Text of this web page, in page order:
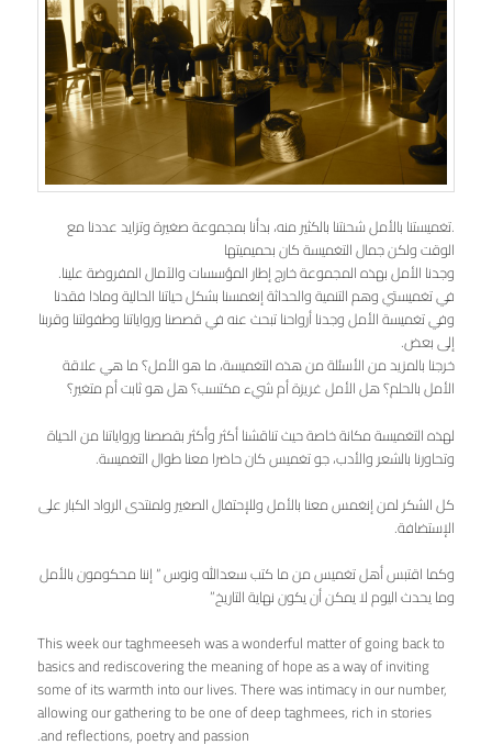
.تغميستنا بالأمل شحنتنا بالكثير منه، بدأنا بمجموعة صغيرة وتزايد عددنا مع
الوقت ولكن جمال التغميسة كان بحميميتها
وجدنا الأمل بهذه المجموعة خارج إطار المؤسسات والآمال المفروضة علينا.
في تغميستي وهم التنمية والحداثة إنغمسنا بشكل حياتنا الحالية وماذا فقدنا
وفي تغميسة الأمل وجدنا أرواحنا تبحث عنه في قصصنا ورواياتنا وطفولتنا وقربنا
إلى بعض.
خرجنا بالمزيد من الأسئلة من هذه التغميسة، ما هو الأمل؟ ما هي علاقة
الأمل بالحلم؟ هل الأمل غريزة أم شيء مكتسب؟ هل هو ثابت أم متغير؟
لهذه التغميسة مكانة خاصة حيث تناقشنا أكثر وأكثر بقصصنا ورواياتنا من الحياة
وتحاورنا بالشعر والأدب، جو تغميس كان حاضرا معنا طوال التغميسة.
كل الشكر لمن إنغمس معنا بالأمل وللإحتفال الصغير ولمنتدى الرواد الكبار على
الإستضافة.
وكما اقتبس أهل تغميس من ما كتب سعدالله ونوس “ إننا محكومون بالأمل
وما يحدث اليوم لا يمكن أن يكون نهاية التاريخ”
This week our taghmeeseh was a wonderful matter of going back to
basics and rediscovering the meaning of hope as a way of inviting
some of its warmth into our lives. There was intimacy in our number,
allowing our gathering to be one of deep taghmees, rich in stories
and reflections, poetry and passion.